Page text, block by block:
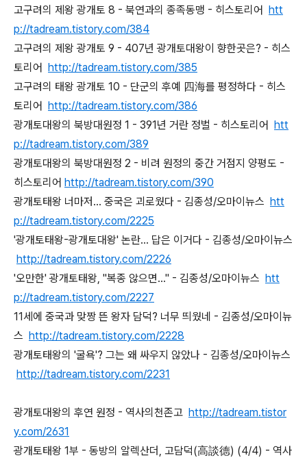
고구려의 제왕 광개토 8 - 북연과의 종족동맹 - 히스토리어 htt
p://tadream.tistory.com/384
고구려의 제왕 광개토 9 - 407년 광개토대왕이 향한곳은? - 히스
토리어 http://tadream.tistory.com/385
고구려의 태왕 광개토 10 - 단군의 후예 四海를 평정하다 - 히스
토리어 http://tadream.tistory.com/386
광개토대왕의 북방대원정 1 - 391년 거란 정벌 - 히스토리어 htt
p://tadream.tistory.com/389
광개토대왕의 북방대원정 2 - 비려 원정의 중간 거점지 양평도 -
히스토리어 http://tadream.tistory.com/390
광개토태왕 너마저... 중국은 괴로웠다 - 김종성/오마이뉴스 htt
p://tadream.tistory.com/2225
'광개토태왕-광개토대왕' 논란... 답은 이거다 - 김종성/오마이뉴스
http://tadream.tistory.com/2226
'오만한' 광개토태왕, "복종 않으면..." - 김종성/오마이뉴스 htt
p://tadream.tistory.com/2227
11세에 중국과 맞짱 뜬 왕자 담덕? 너무 띄웠네 - 김종성/오마이뉴
스 http://tadream.tistory.com/2228
광개토태왕의 '굴욕'? 그는 왜 싸우지 않았나 - 김종성/오마이뉴스
http://tadream.tistory.com/2231
광개토대왕의 후연 원정 - 역사의천존고 http://tadream.tistor
y.com/2631
광개토태왕 1부 - 동방의 알렉산더, 고담덕(高談德) (4/4) - 역사